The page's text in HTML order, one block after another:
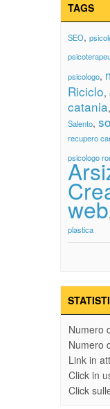
TAGS
SEO,
psicologo,
Riciclo,
catania,
Salento,
recupero
psicologo
web,
plastica
Numero
Numero
Link in
Click in
Click